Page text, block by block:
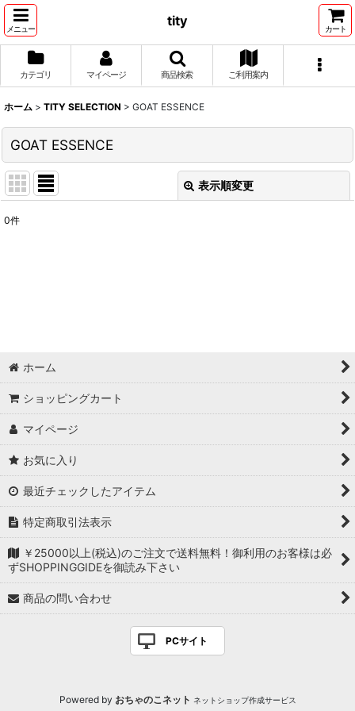
メニュー
tity
カート
カテゴリ マイページ 商品検索 ご利用案内
ホーム > TITY SELECTION > GOAT ESSENCE
GOAT ESSENCE
表示順変更
0件
ホーム
ショッピングカート
マイページ
お気に入り
最近チェックしたアイテム
特定商取引法表示
￥25000以上(税込)のご注文で送料無料！御利用のお客様は必
ずSHOPPINGGIDEを御読み下さい
商品の問い合わせ
PCサイト
Powered by おちゃのこネット ネットショップ作成サービス